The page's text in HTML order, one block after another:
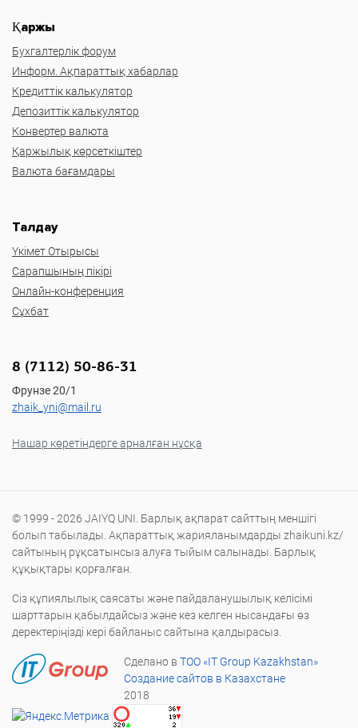
Қаржы
Бухгалтерлік форум
Информ. Ақпараттық хабарлар
Кредиттік калькулятор
Депозиттік калькулятор
Конвертер валюта
Қаржылық көрсеткіштер
Валюта бағамдары
Талдау
Үкімет Отырысы
Сарапшының пікірі
Онлайн-конференция
Сұхбат
8 (7112) 50-86-31
Фрунзе 20/1
zhaik_yni@mail.ru
Нашар көретіндерге арналған нұсқа
© 1999 - 2026 JAIYQ UNI. Барлық ақпарат сайттың меншігі
болып табылады. Ақпараттық жарияланымдарды zhaikuni.kz/
сайтының рұқсатынсыз алуға тыйым салынады. Барлық
құқықтары қорғалған.
Сіз құпиялылық саясаты және пайдаланушылық келісімі
шарттарын қабылдайсыз және кез келген нысандағы өз
деректеріңізді кері байланыс сайтына қалдырасыз.
Сделано в ТОО «IT Group Kazakhstan»
Создание сайтов в Казахстане
2018